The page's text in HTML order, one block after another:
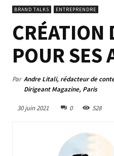
BRAND TALKS ENTREPRENDRE
CRÉATION
POUR SES
Par Andre Litali, rédacteur de
Dirigeant Magazine, Paris
30 juin 2021 0 528